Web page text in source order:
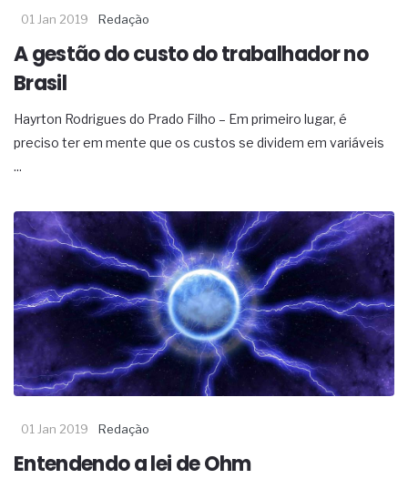
01 Jan 2019 Redação
A gestão do custo do trabalhador no
Brasil
Hayrton Rodrigues do Prado Filho – Em primeiro lugar, é
preciso ter em mente que os custos se dividem em variáveis
...
01 Jan 2019 Redação
Entendendo a lei de Ohm